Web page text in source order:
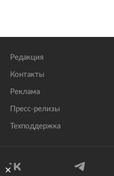
Редакция
Контакты
Реклама
Пресс-релизы
Техподдержка